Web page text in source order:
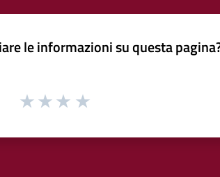
le informazioni su questa